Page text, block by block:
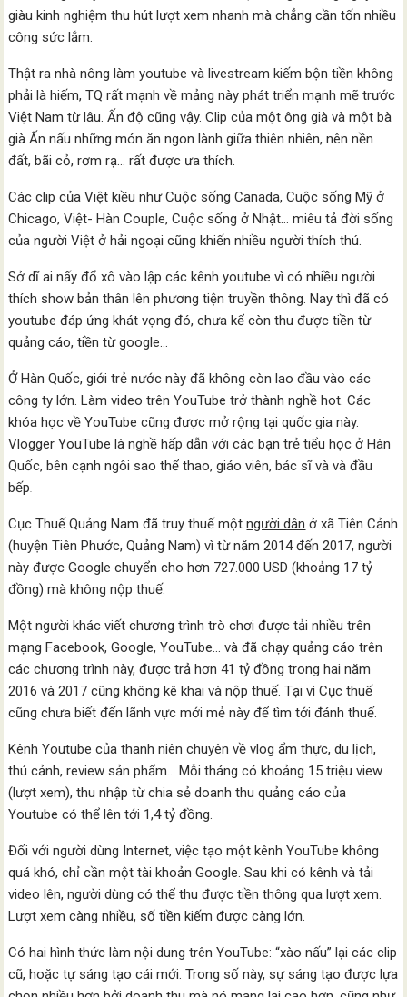
giàu kinh nghiệm thu hút lượt xem nhanh mà chẳng cần tốn nhiều
công sức lắm.
Thật ra nhà nông làm youtube và livestream kiếm bộn tiền không
phải là hiếm, TQ rất mạnh về mảng này phát triển mạnh mẽ trước
Việt Nam từ lâu. Ấn độ cũng vậy. Clip của một ông già và một bà
già Ấn nấu những món ăn ngon lành giữa thiên nhiên, nên nền
đất, bãi cỏ, rơm rạ… rất được ưa thích.
Các clip của Việt kiều như Cuộc sống Canada, Cuộc sống Mỹ ở
Chicago, Việt- Hàn Couple, Cuộc sống ở Nhật… miêu tả đời sống
của người Việt ở hải ngoại cũng khiến nhiều người thích thú.
Sở dĩ ai nấy đổ xô vào lập các kênh youtube vì có nhiều người
thích show bản thân lên phương tiện truyền thông. Nay thì đã có
youtube đáp ứng khát vọng đó, chưa kể còn thu được tiền từ
quảng cáo, tiền từ google…
Ở Hàn Quốc, giới trẻ nước này đã không còn lao đầu vào các
công ty lớn. Làm video trên YouTube trở thành nghề hot. Các
khóa học về YouTube cũng được mở rộng tại quốc gia này.
Vlogger YouTube là nghề hấp dẫn với các bạn trẻ tiểu học ở Hàn
Quốc, bên cạnh ngôi sao thể thao, giáo viên, bác sĩ và và đầu
bếp.
Cục Thuế Quảng Nam đã truy thuế mộtngười dân ở xã Tiên Cảnh
(huyện Tiên Phước, Quảng Nam) vì từ năm 2014 đến 2017, người
này được Google chuyển cho hơn 727.000 USD (khoảng 17 tỷ
đồng) mà không nộp thuế.
Một người khác viết chương trình trò chơi được tải nhiều trên
mạng Facebook, Google, YouTube… và đã chạy quảng cáo trên
các chương trình này, được trả hơn 41 tỷ đồng trong hai năm
2016 và 2017 cũng không kê khai và nộp thuế. Tại vì Cục thuế
cũng chưa biết đến lãnh vực mới mẻ này để tìm tới đánh thuế.
Kênh Youtube của thanh niên chuyên về vlog ẩm thực, du lịch,
thú cảnh, review sản phẩm… Mỗi tháng có khoảng 15 triệu view
(lượt xem), thu nhập từ chia sẻ doanh thu quảng cáo của
Youtube có thể lên tới 1,4 tỷ đồng.
Đối với người dùng Internet, việc tạo một kênh YouTube không
quá khó, chỉ cần một tài khoản Google. Sau khi có kênh và tải
video lên, người dùng có thể thu được tiền thông qua lượt xem.
Lượt xem càng nhiều, số tiền kiếm được càng lớn.
Có hai hình thức làm nội dung trên YouTube: “xào nấu” lại các clip
cũ, hoặc tự sáng tạo cái mới. Trong số này, sự sáng tạo được lựa